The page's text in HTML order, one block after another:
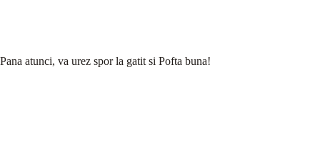
Pana atunci, va urez spor la gatit si Pofta buna!